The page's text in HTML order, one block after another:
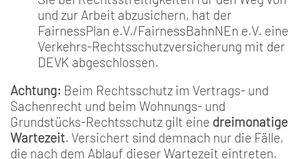
und zur Arbeit abzusichern, hat der
FairnessPlan e.V./FairnessBahnNEn e.V. eine
Verkehrs-Rechtsschutzversicherung mit der
DEVK abgeschlossen.
Achtung: Beim Rechtsschutz im Vertrags- und
Sachenrecht und beim Wohnungs- und
Grundstücks-Rechtsschutz gilt eine dreimonatige
Wartezeit. Versichert sind demnach nur die Fälle,
die nach dem Ablauf dieser Wartezeit eintreten.